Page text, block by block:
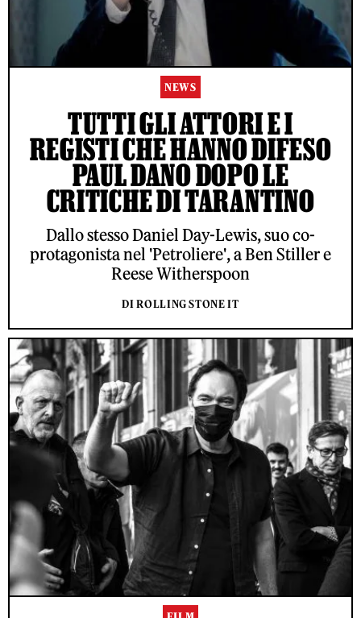
NEWS
TUTTI GLI ATTORI E I
REGISTI CHE HANNO DIFESO
PAUL DANO DOPO LE
CRITICHE DI TARANTINO
Dallo stesso Daniel Day-Lewis, suo co-
protagonista nel 'Petroliere', a Ben Stiller e
Reese Witherspoon
DI ROLLING STONE IT